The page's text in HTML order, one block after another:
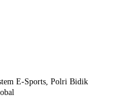
E-Sports, Polri Bidik